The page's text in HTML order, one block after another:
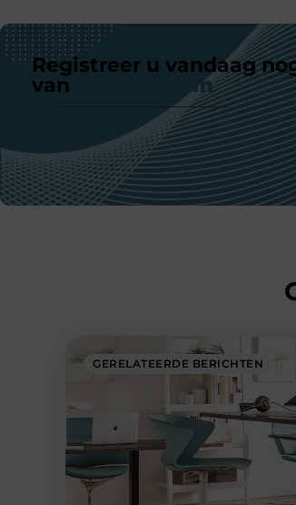
Registreer u vandaag
van
ons platform
GERELATEERDE BERICHTEN